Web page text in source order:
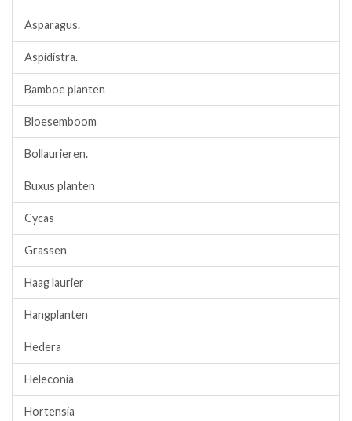
Asparagus.
Aspidistra.
Bamboe planten
Bloesemboom
Bollaurieren.
Buxus planten
Cycas
Grassen
Haag laurier
Hangplanten
Hedera
Heleconia
Hortensia